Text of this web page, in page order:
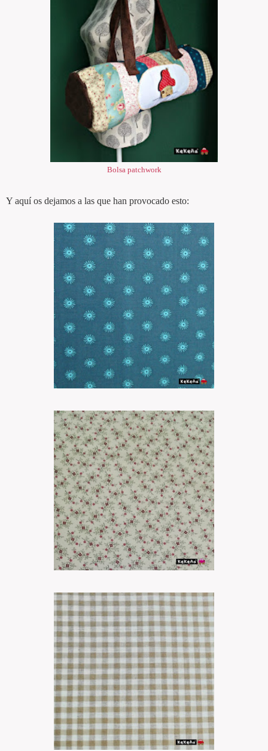
Bolsa patchwork
Y aquí os dejamos a las que han provocado esto: